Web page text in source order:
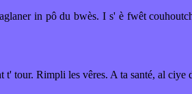
in pô du bwès. I s' è fwêt
tour. Rimpli les vêres. A ta santé, al ciye